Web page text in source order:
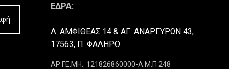
ΕΔΡΑ:
Λ. ΑΜΦΙΘΕΑΣ 14 & ΑΓ. ΑΝΑΡΓΥΡΩΝ 43,
17563, Π. ΦΑΛΗΡΟ
ΑΡ.ΓΕ.ΜΗ.: 121826860000-Α.Μ.Π 248